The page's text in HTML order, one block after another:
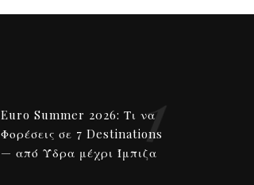
Euro Summer 2026: Τι να
Φορέσεις σε 7 Destinations
— από Ύδρα μέχρι Ίμπιζα
1